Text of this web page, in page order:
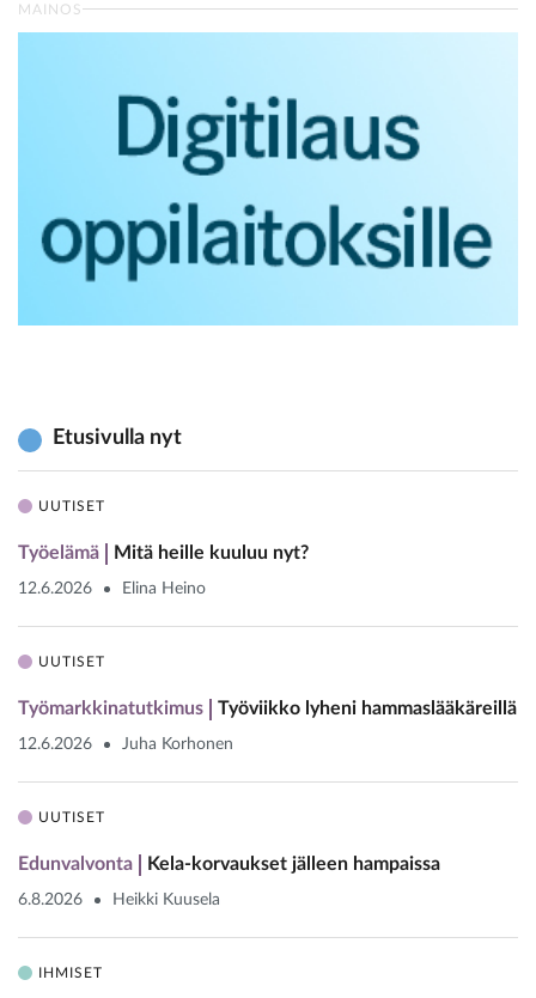
MAINOS
Etusivulla nyt
UUTISET
Työelämä Mitä heille kuuluu nyt?
12.6.2026 Elina Heino
UUTISET
Työmarkkinatutkimus Työviikko lyheni hammaslääkäreillä
12.6.2026 Juha Korhonen
UUTISET
Edunvalvonta Kela-korvaukset jälleen hampaissa
6.8.2026 Heikki Kuusela
IHMISET